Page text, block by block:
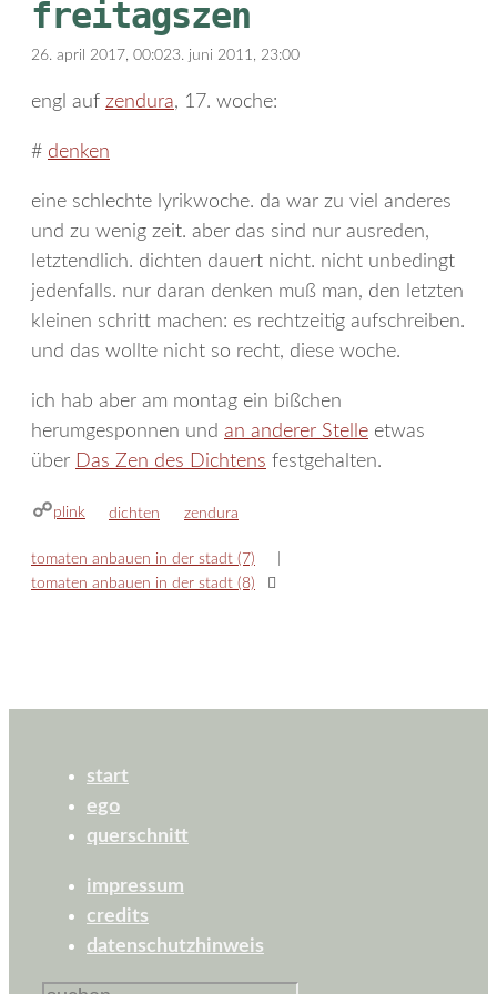
freitagszen
26. april 2017, 00:023. juni 2011, 23:00
engl auf zendura, 17. woche:
# denken
eine schlechte lyrikwoche. da war zu viel anderes
und zu wenig zeit. aber das sind nur ausreden,
letztendlich. dichten dauert nicht. nicht unbedingt
jedenfalls. nur daran denken muß man, den letzten
kleinen schritt machen: es rechtzeitig aufschreiben.
und das wollte nicht so recht, diese woche.
ich hab aber am montag ein bißchen
herumgesponnen und an anderer Stelle etwas
über
Das Zen des Dichtens festgehalten.
plink kategorien
dichten schlagwörter
zendura
tomaten anbauen in der stadt (7)
tomaten anbauen in der stadt (8)
start
ego
querschnitt
impressum
credits
datenschutzhinweis